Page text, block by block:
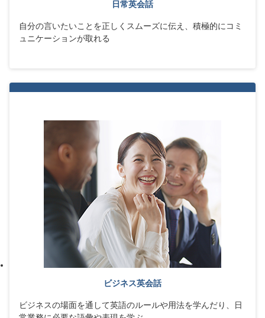
日常英会話
自分の言いたいことを正しくスムーズに伝え、積極的にコミ
ュニケーションが取れる
ビジネス英会話
ビジネスの場面を通して英語のルールや用法を学んだり、日